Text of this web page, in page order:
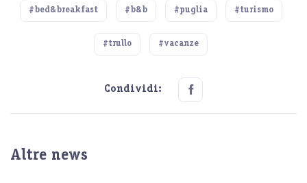
#bed&breakfast #b&b #puglia #turismo
#trullo #vacanze
Condividi:
Altre news